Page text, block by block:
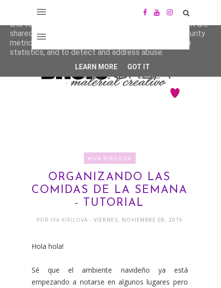
♥IVA KIRILOVA
ORGANIZANDO LAS
COMIDAS DE LA SEMANA
- TUTORIAL
POR IVA KIRILOVA- VIERNES, NOVIEMBRE 08, 2019
Hola hola!
Sé que el ambiente navideño ya está
empezando a notarse en algunos lugares pero
This site uses cookies from Google to deliver its services
and to analyze traffic. Your IP address and user-agent are
shared with Google along with performance and security
metrics to ensure quality of service, generate usage
statistics, and to detect and address abuse.
LEARN MORE GOT IT